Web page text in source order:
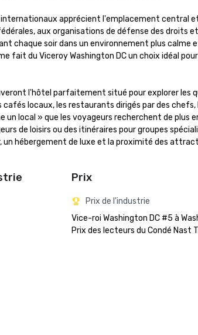
internationaux apprécient l'emplacement central
aux organisations de défense des droits et
chaque soir dans un environnement plus calme
fait du Viceroy Washington DC un choix idéal
l'hôtel parfaitement situé pour explorer les
locaux, les restaurants dirigés par des chefs,
local » que les voyageurs recherchent de plus
de loisirs ou des itinéraires pour groupes
un hébergement de luxe et la proximité des
Prix
Prix de l'industrie
Vice-roi Washington DC #5 à
Prix des lecteurs du Condé Nast